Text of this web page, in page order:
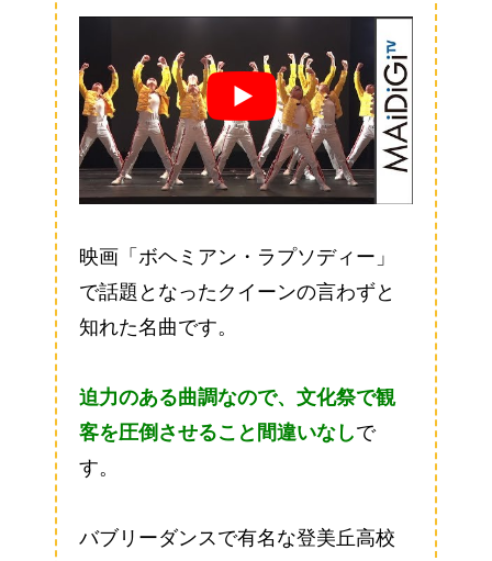
映画「ボヘミアン・ラプソディー」
で話題となったクイーンの言わずと
知れた名曲です。
迫力のある曲調なので、文化祭で観
客を圧倒させること間違いなしで
す。
バブリーダンスで有名な登美丘高校